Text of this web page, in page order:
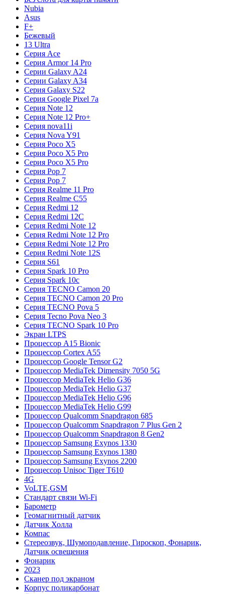
Nubia
Asus
F+
Бежевый
13 Ultra
Серия Ace
Серия Armor 14 Pro
Серии Galaxy A24
Серии Galaxy A34
Серия Galaxy S22
Серия Google Pixel 7a
Серия Note 12
Серия Note 12 Pro+
Серия nova11i
Серия Nova Y91
Серия Poco X5
Серия Poco X5 Pro
Серия Poco X5 Pro
Серия Pop 7
Серия Pop 7
Серия Realme 11 Pro
Серия Realme C55
Серия Redmi 12
Серия Redmi 12C
Серия Redmi Note 12
Серия Redmi Note 12 Pro
Серия Redmi Note 12 Pro
Серия Redmi Note 12S
Серия S61
Серия Spark 10 Pro
Серия Spark 10c
Серия TECNO Camon 20
Серия TECNO Camon 20 Pro
Серия TECNO Pova 5
Серия Tecno Pova Neo 3
Серия TECNO Spark 10 Pro
Экран LTPS
Процессор A15 Bionic
Процессор Cortex A55
Процессор Google Tensor G2
Процессор MediaTek Dimensity 7050 5G
Процессор MediaTek Helio G36
Процессор MediaTek Helio G37
Процессор MediaTek Helio G96
Процессор MediaTek Helio G99
Процессор Qualcomm Snapdragon 685
Процессор Qualcomm Snapdragon 7 Plus Gen 2
Процессор Qualcomm Snapdragon 8 Gen2
Процессор Samsung Exynos 1330
Процессор Samsung Exynos 1380
Процессор Samsung Exynos 2200
Процессор Unisoc Tiger T610
4G
VoLTE,GSM
Cтандарт связи Wi-Fi
Барометр
Геомагнитный датчик
Датчик Холла
Компас
Стереозвук, Шумоподавление, Гироскоп, Фонарик,
Датчик освещения
Фонарик
2023
Сканер под экраном
Корпус поликарбонат